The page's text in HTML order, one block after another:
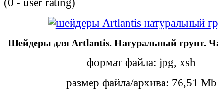
(0 - user rating)
Шейдеры для Artlantis. Натуральный грунт.
формат файла: jpg, xsh
размер файла/архива: 76,51 Mb